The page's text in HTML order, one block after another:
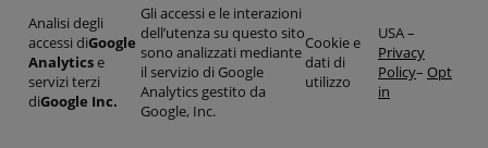
Analisi degli
accessi diGoogle
Analyticse
servizi terzi
diGoogle Inc.
Gli accessi e le interazioni
dell’utenza su questo sito
sono analizzati mediante
il servizio di Google
Analytics gestito da
Google, Inc.
Cookie e
dati di
utilizzo
USA –
Privacy
Policy– Opt
in